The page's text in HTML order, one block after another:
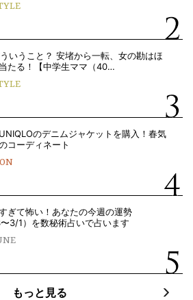
いうこと？ 安堵から一転、女の勘はほ
たる！【中学生ママ（40…
のデニムジャケットを購入！春気
コーディネート
ぎて怖い！あなたの今週の運勢
〜3/1）を数秘術占いで占います
もっと見る